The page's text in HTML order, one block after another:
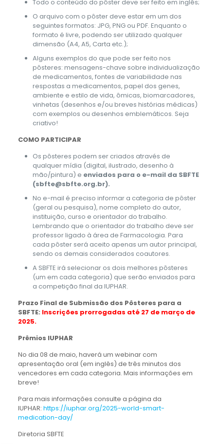
Todo o conteúdo do pôster deve ser feito em inglês;
O arquivo com o pôster deve estar em um dos
seguintes formatos: JPG, PNG ou PDF. Enquanto o
formato é livre, podendo ser utilizado qualquer
dimensão (A4, A5, Carta etc.);
Alguns exemplos do que pode ser feito nos
pôsteres: mensagens-chave sobre individualização
de medicamentos, fontes de variabilidade nas
respostas a medicamentos, papel dos genes,
ambiente e estilo de vida, ômicas, biomarcadores,
vinhetas (desenhos e/ou breves histórias médicas)
com exemplos ou desenhos emblemáticos. Seja
criativo!
COMO PARTICIPAR
Os pôsteres podem ser criados através de
qualquer mídia (digital, ilustrado, desenho à
mão/pintura) e enviados para o e-mail da SBFTE
(sbfte@sbfte.org.br).
No e-mail é preciso informar a categoria de pôster
(geral ou pesquisa), nome completo do autor,
instituição, curso e orientador do trabalho.
Lembrando que o orientador do trabalho deve ser
professor ligado à área de Farmacologia. Para
cada pôster será aceito apenas um autor principal,
sendo os demais considerados coautores.
A SBFTE irá selecionar os dois melhores pôsteres
(um em cada categoria) que serão enviados para
a competição final da IUPHAR.
Prazo Final de Submissão dos Pôsteres para a
SBFTE: Inscrições prorrogadas até 27 de março de
2025.
Prêmios IUPHAR
No dia 08 de maio, haverá um webinar com
apresentação oral (em inglês) de três minutos dos
vencedores em cada categoria. Mais informações em
breve!
Para mais informações consulte a página da
IUPHAR: https://iuphar.org/2025-world-smart-
medication-day/
Diretoria SBFTE